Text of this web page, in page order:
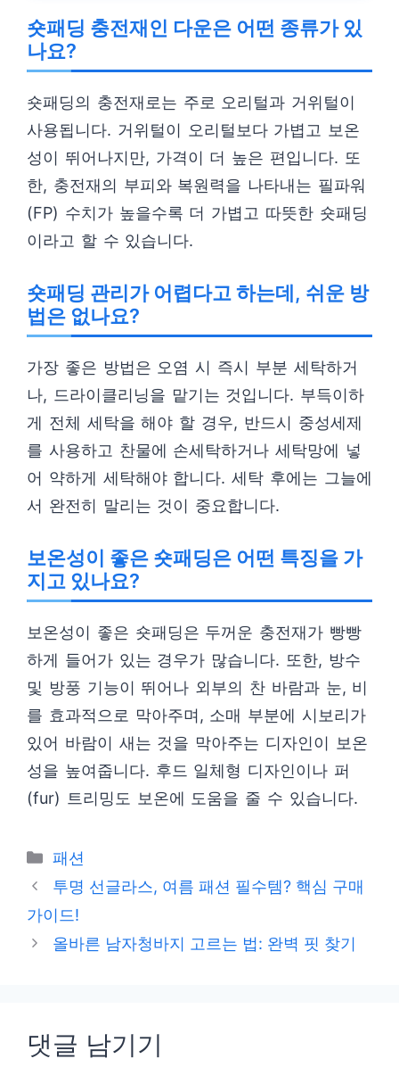
숏패딩 충전재인 다운은 어떤 종류가 있
나요?
숏패딩의 충전재로는 주로 오리털과 거위털이
사용됩니다. 거위털이 오리털보다 가볍고 보온
성이 뛰어나지만, 가격이 더 높은 편입니다. 또
한, 충전재의 부피와 복원력을 나타내는 필파워
(FP) 수치가 높을수록 더 가볍고 따뜻한 숏패딩
이라고 할 수 있습니다.
숏패딩 관리가 어렵다고 하는데, 쉬운 방
법은 없나요?
가장 좋은 방법은 오염 시 즉시 부분 세탁하거
나, 드라이클리닝을 맡기는 것입니다. 부득이하
게 전체 세탁을 해야 할 경우, 반드시 중성세제
를 사용하고 찬물에 손세탁하거나 세탁망에 넣
어 약하게 세탁해야 합니다. 세탁 후에는 그늘에
서 완전히 말리는 것이 중요합니다.
보온성이 좋은 숏패딩은 어떤 특징을 가
지고 있나요?
보온성이 좋은 숏패딩은 두꺼운 충전재가 빵빵
하게 들어가 있는 경우가 많습니다. 또한, 방수
및 방풍 기능이 뛰어나 외부의 찬 바람과 눈, 비
를 효과적으로 막아주며, 소매 부분에 시보리가
있어 바람이 새는 것을 막아주는 디자인이 보온
성을 높여줍니다. 후드 일체형 디자인이나 퍼
(fur) 트리밍도 보온에 도움을 줄 수 있습니다.
카
테
리
패션
투명 선글라스, 여름 패션 필수템? 핵심 구매
가이드!
올바른 남자청바지 고르는 법: 완벽 핏 찾기
댓글 남기기